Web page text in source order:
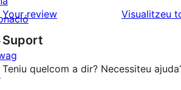
estrelles
de
estrelles
Your review Visualitzeu
Suport
Teniu quelcom a dir? Necessiteu